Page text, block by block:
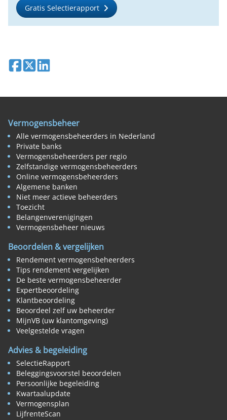
Gratis Selectierapport
Deel op Facebook
Deel op XDeel op LinkedIn
Vermogensbeheer
Alle vermogensbeheerders in Nederland
Private banks
Vermogensbeheerders per regio
Zelfstandige vermogensbeheerders
Online vermogensbeheerders
Algemene banken
Niet meer actieve beheerders
Toezicht
Belangenverenigingen
Vermogensbeheer nieuws
Beoordelen & vergelijken
Rendement vermogensbeheerders
Tips rendement vergelijken
De beste vermogensbeheerder
Expertbeoordeling
Klantbeoordeling
Beoordeel zelf uw beheerder
MijnVB (uw klantomgeving)
Veelgestelde vragen
Advies & begeleiding
SelectieRapport
Beleggingsvoorstel beoordelen
Persoonlijke begeleiding
Kwartaalupdate
Vermogensplan
LijfrenteScan